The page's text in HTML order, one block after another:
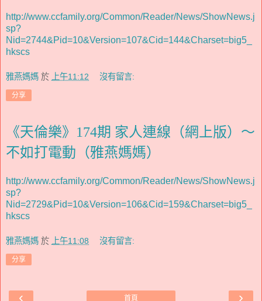
http://www.ccfamily.org/Common/Reader/News/ShowNews.j
sp?
Nid=2744&Pid=10&Version=107&Cid=144&Charset=big5_
hkscs
雅燕媽媽 於 上午11:12 沒有留言:
分享
《天倫樂》174期 家人連線（網上版）～
不如打電動（雅燕媽媽）
http://www.ccfamily.org/Common/Reader/News/ShowNews.j
sp?
Nid=2729&Pid=10&Version=106&Cid=159&Charset=big5_
hkscs
雅燕媽媽 於 上午11:08 沒有留言:
分享
‹ ›
首頁